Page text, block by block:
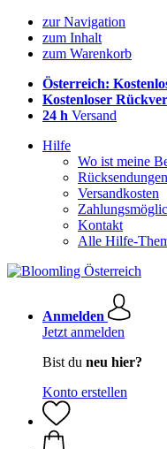
zur Navigation
zum Inhalt
zum Warenkorb
Österreich:
Kostenloser
24 h Versand
Hilfe
Wo ist meine
Rücksendungen
Versandkosten
Kontakt
Alle Hilfe-
Anmelden
Jetzt anmelden
Bist du neu hier?
Konto erstellen